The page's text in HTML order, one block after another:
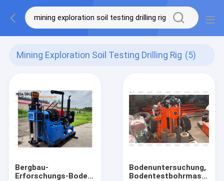
Mining Exploration Soil Testing Drilling Rig (5)
Bergbau-
Erforschungs-Boden-
Bodenuntersuchung,
Bodentestbohrmaschine,